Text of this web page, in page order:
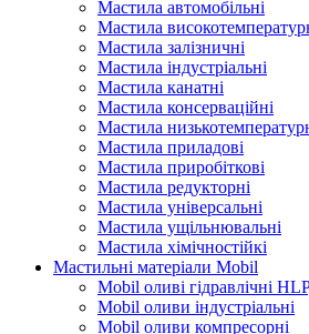
Мастила автомобільні
Мастила
Мастила залізничні
Мастила індустріальні
Мастила канатні
Мастила консерваційні
Мастила
Мастила приладові
Мастила приробіткові
Мастила редукторні
Мастила універсальні
Мастила ущільнювальні
Мастила хімічностійкі
Мастильні матеріали Mobil
Mobil оливі гідравлічні
Mobil оливи індустріальні
Mobil оливи компресорні